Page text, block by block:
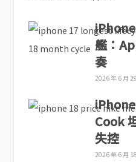
艦：
奏
2026 年 6 月
Cook
失控
2026 年 6 月